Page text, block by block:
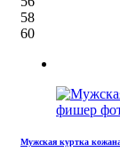
58
60
Мужская куртка